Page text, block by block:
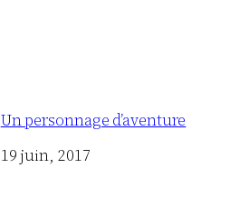
Un personnage d’aventure
Date
19 juin, 2017